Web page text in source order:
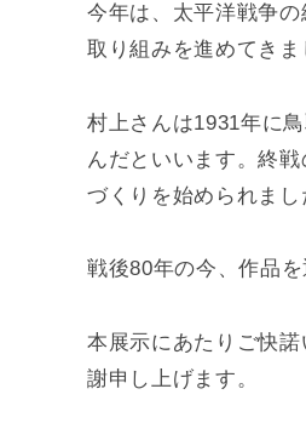
今年は、太平洋戦争
取り組みを進めてき
村上さんは1931年に
んだといいます。終
づくりを始められま
戦後80年の今、作品
本展示にあたりご快
謝申し上げます。